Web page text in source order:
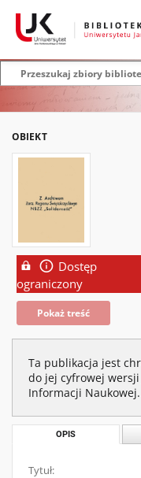
OBIEKT
Dostęp
ograniczony
Pokaż treść
Ta publikacja jest
do jej cyfrowej
Informacji Naukowej.
OPIS
Tytuł: